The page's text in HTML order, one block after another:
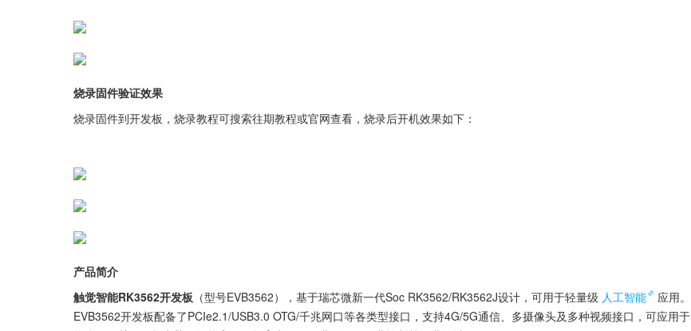
烧录固件验证效果
烧录固件到开发板，烧录教程可搜索往期教程或官网查看，烧录后开机效果如下：
产品简介
触觉智能RK3562开发板 （型号EVB3562），基于瑞芯微新一代Soc RK3562/RK3562J设计，可用于轻量级 人工智能
应用。
EVB3562开发板配备了PCIe2.1/USB3.0 OTG/千兆网口等各类型接口，支持4G/5G通信、多摄像头及多种视频接口，可应用于